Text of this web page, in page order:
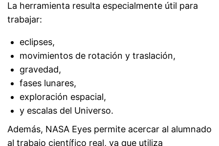
La herramienta resulta especialmente útil para
trabajar:
eclipses,
movimientos de rotación y traslación,
gravedad,
fases lunares,
exploración espacial,
y escalas del Universo.
Además, NASA Eyes permite acercar al alumnado
al trabajo científico real, ya que utiliza